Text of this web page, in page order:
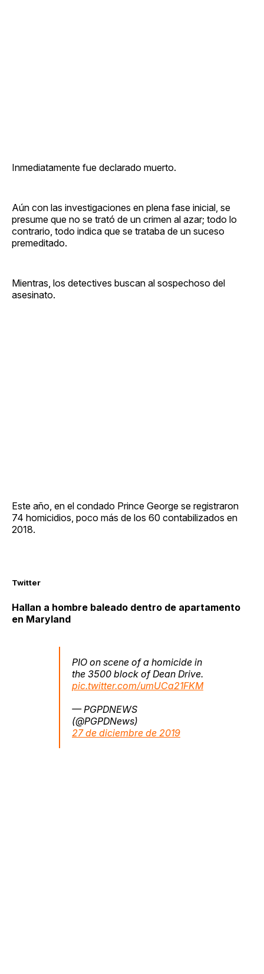
Inmediatamente fue declarado muerto.
Aún con las investigaciones en plena fase inicial, se
presume que no se trató de un crimen al azar; todo lo
contrario, todo indica que se trataba de un suceso
premeditado.
Mientras, los detectives buscan al sospechoso del
asesinato.
Este año, en el condado Prince George se registraron
74 homicidios, poco más de los 60 contabilizados en
2018.
Twitter
Hallan a hombre baleado dentro de apartamento
en Maryland
PIO on scene of a homicide in
the 3500 block of Dean Drive.
pic.twitter.com/umUCa21FKM
— PGPDNEWS
(@PGPDNews)
27 de diciembre de 2019